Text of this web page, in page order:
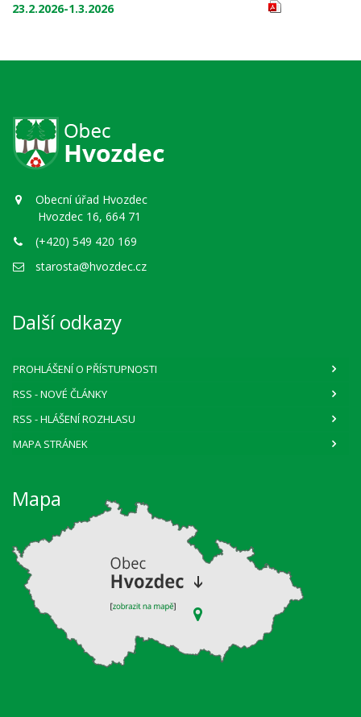
23.2.2026-1.3.2026
Obecní úřad Hvozdec
Hvozdec 16, 664 71
(+420) 549 420 169
starosta@hvozdec.cz
Další odkazy
PROHLÁŠENÍ O PŘÍSTUPNOSTI
RSS - NOVÉ ČLÁNKY
RSS - HLÁŠENÍ ROZHLASU
MAPA STRÁNEK
Mapa